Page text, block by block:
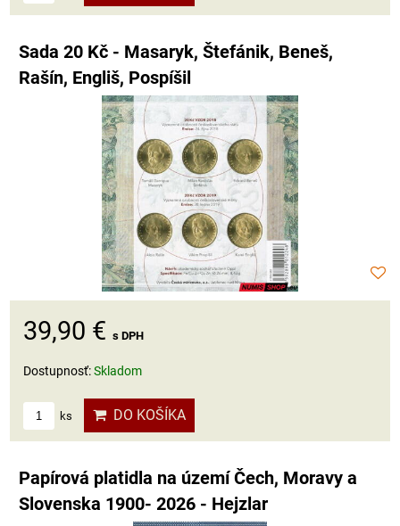
Sada 20 Kč - Masaryk, Štefánik, Beneš,
Rašín, Engliš, Pospíšil
39,90 € s DPH
Dostupnosť:Skladom
ks DO KOŠÍKA
Papírová platidla na území Čech, Moravy a
Slovenska 1900- 2026 - Hejzlar